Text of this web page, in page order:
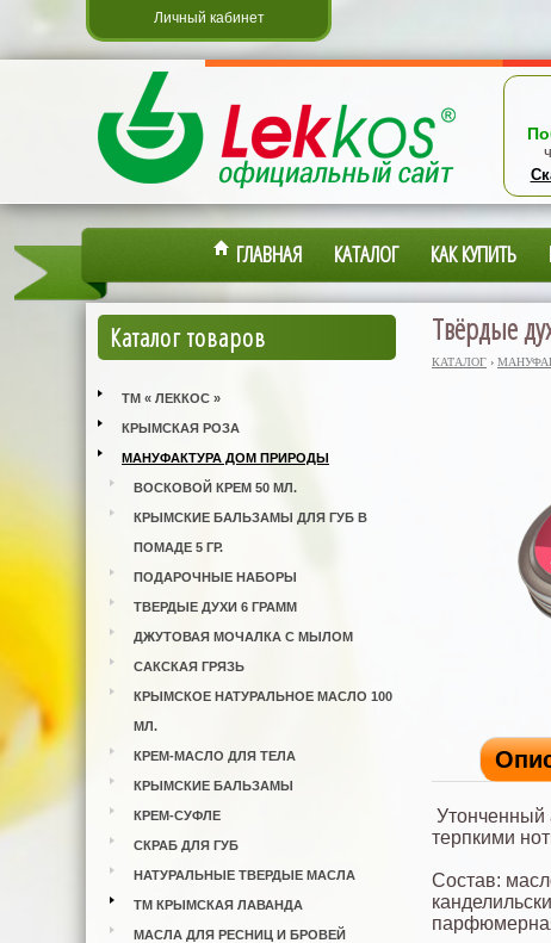
Личный кабинет
ГЛАВНАЯ КАТАЛОГ КАК КУПИТЬ
Каталог товаров
ТМ « ЛЕККОС »
КРЫМСКАЯ РОЗА
МАНУФАКТУРА ДОМ ПРИРОДЫ
ВОСКОВОЙ КРЕМ 50 МЛ.
КРЫМСКИЕ БАЛЬЗАМЫ ДЛЯ ГУБ В
ПОМАДЕ 5 ГР.
ПОДАРОЧНЫЕ НАБОРЫ
ТВЕРДЫЕ ДУХИ 6 ГРАММ
ДЖУТОВАЯ МОЧАЛКА С МЫЛОМ
САКСКАЯ ГРЯЗЬ
КРЫМСКОЕ НАТУРАЛЬНОЕ МАСЛО 100
МЛ.
КРЕМ-МАСЛО ДЛЯ ТЕЛА
КРЫМСКИЕ БАЛЬЗАМЫ
КРЕМ-СУФЛЕ
СКРАБ ДЛЯ ГУБ
НАТУРАЛЬНЫЕ ТВЕРДЫЕ МАСЛА
ТМ КРЫМСКАЯ ЛАВАНДА
МАСЛА ДЛЯ РЕСНИЦ И БРОВЕЙ
Твёрдые
КАТАЛОГ ›
Утонченный
терпкими
Состав: